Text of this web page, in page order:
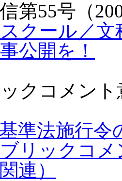
第55号（
クール／
公開を！
クコメント
基準法施行
リックコ
連）